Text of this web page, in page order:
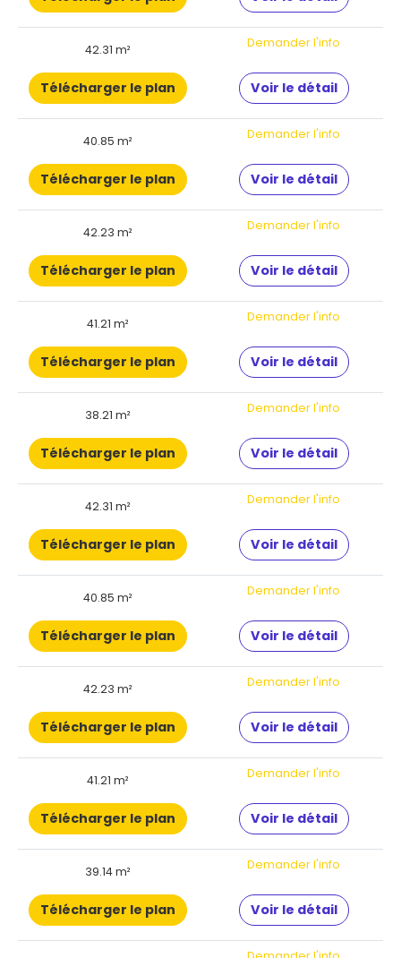
42.31 m² Demander l'info
Télécharger le plan Voir le détail
40.85 m² Demander l'info
Télécharger le plan Voir le détail
42.23 m² Demander l'info
Télécharger le plan Voir le détail
41.21 m² Demander l'info
Télécharger le plan Voir le détail
38.21 m² Demander l'info
Télécharger le plan Voir le détail
42.31 m² Demander l'info
Télécharger le plan Voir le détail
40.85 m² Demander l'info
Télécharger le plan Voir le détail
42.23 m² Demander l'info
Télécharger le plan Voir le détail
41.21 m² Demander l'info
Télécharger le plan Voir le détail
39.14 m² Demander l'info
Télécharger le plan Voir le détail